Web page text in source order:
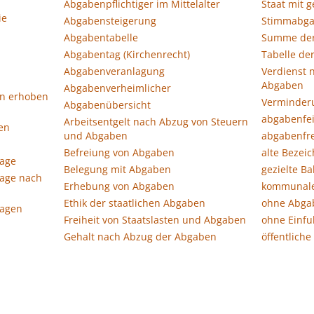
erhoben
nach
Abgabenpflichtiger im Mittelalter
Abgabensteigerung
Abgabentabelle
Abgabentag (Kirchenrecht)
Abgabenveranlagung
Abgabenverheimlicher
Abgabenübersicht
Arbeitsentgelt nach Abzug von Steuern
und Abgaben
Befreiung von Abgaben
Belegung mit Abgaben
Erhebung von Abgaben
Ethik der staatlichen Abgaben
Freiheit von Staatslasten und Abgaben
Gehalt nach Abzug der Abgaben
Staat mit
Summe
Tabelle
Verdienst
Abgaben
alte
gezielte
ohne
ohne
öffentliche